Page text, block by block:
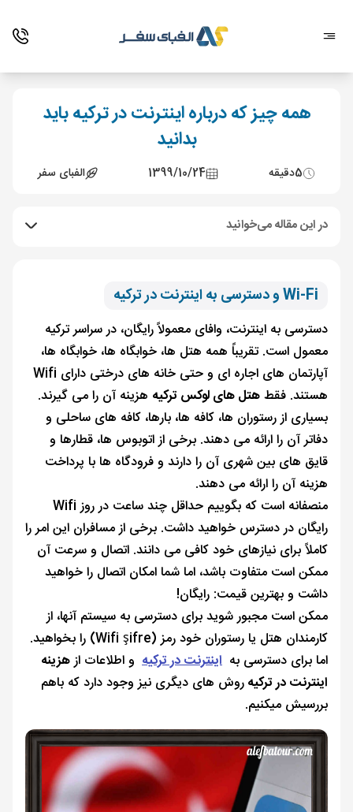
همه چیز که درباره اینترنت در ترکیه باید
بدانید
5دقیقه 1399/10/24 الفبای سفر
در این مقاله می‌خوانید
Wi-Fi و دسترسی به اینترنت در ترکیه
دسترسی به اینترنت، وافای معمولاً رایگان، در سراسر ترکیه
معمول است. تقریباً همه هتل ها، خوابگاه ها، خوابگاه ها،
آپارتمان های اجاره ای و حتی خانه های درختی دارای Wifi
هستند. فقطهتل های لوکس ترکیه هزینه آن را می گیرند.
بسیاری از رستوران ها، کافه ها، بارها، کافه های ساحلی و
دفاتر آن را ارائه می دهند. برخی از اتوبوس ها، قطارها و
قایق های بین شهری آن را دارند و فرودگاه ها با پرداخت
هزینه آن را ارائه می دهند.
منصفانه است که بگوییم حداقل چند ساعت در روز Wifi
رایگان در دسترس خواهید داشت. برخی از مسافران این امر را
کاملاً برای نیازهای خود کافی می دانند. اتصال و سرعت آن
ممکن است متفاوت باشد، اما شما امکان اتصال را خواهید
داشت و بهترین قیمت: رایگان!
ممکن است مجبور شوید برای دسترسی به سیستم آنها، از
کارمندان هتل یا رستوران خود رمز (Wifi şifre) را بخواهید.
اما برای دسترسی به اینترنت در ترکیه و اطلاعات ازهزینه
اینترنت در ترکیهروش های دیگری نیز وجود دارد که باهم
بررسیش میکنیم.